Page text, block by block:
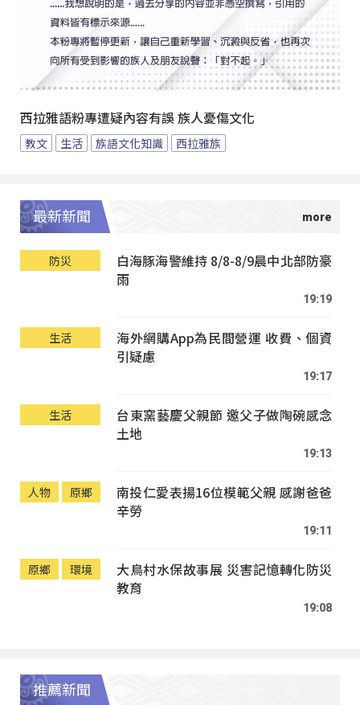
西拉雅語粉專遭疑內容有誤 族人憂傷文化
教文 生活 族語文化知識 西拉雅族
最新新聞
防災
白海豚海警維持 8/8-8/9晨中北部防豪
雨
19:19
生活
海外網購App為民間營運 收費、個資
引疑慮
19:17
生活
台東窯藝慶父親節 邀父子做陶碗感念
土地
19:13
人物 原鄉
南投仁愛表揚16位模範父親 感謝爸爸
辛勞
19:11
原鄉 環境
大鳥村水保故事展 災害記憶轉化防災
教育
19:08
推薦新聞